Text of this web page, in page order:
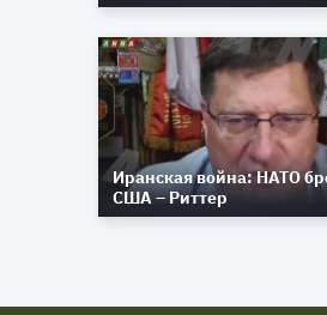
Иранская война: НАТО
США – Риттер